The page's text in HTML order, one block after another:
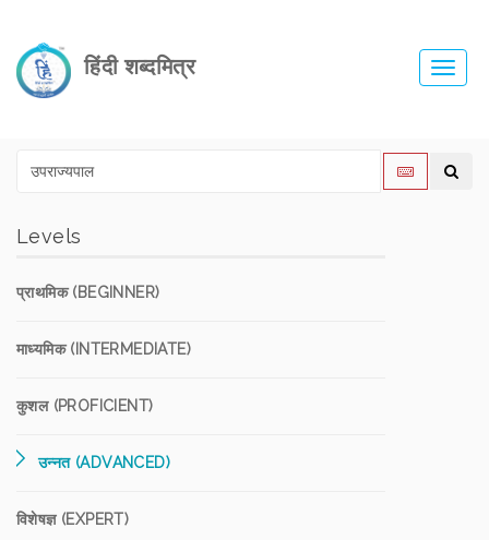
हिंदी शब्दमित्र
Levels
प्राथमिक (BEGINNER)
माध्यमिक (INTERMEDIATE)
कुशल (PROFICIENT)
उन्नत (ADVANCED)
विशेषज्ञ (EXPERT)